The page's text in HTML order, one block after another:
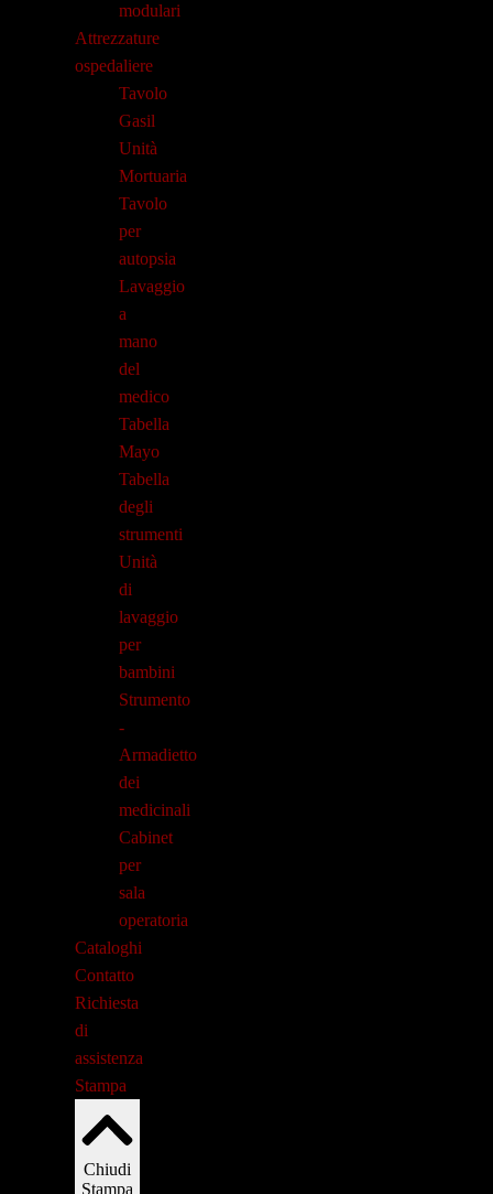
modulari
Attrezzature
ospedaliere
Tavolo
Gasil
Unità
Mortuaria
Tavolo
per
autopsia
Lavaggio
a
mano
del
medico
Tabella
Mayo
Tabella
degli
strumenti
Unità
di
lavaggio
per
bambini
Strumento
-
Armadietto
dei
medicinali
Cabinet
per
sala
operatoria
Cataloghi
Contatto
Richiesta
di
assistenza
Stampa
Chiudi
Stampa